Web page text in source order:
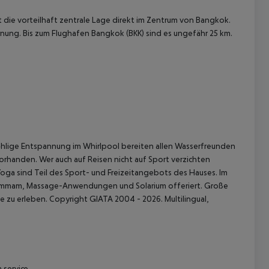
vorteilhaft zentrale Lage direkt im Zentrum von Bangkok.
Bis zum Flughafen Bangkok (BKK) sind es ungefähr 25 km.
Entspannung im Whirlpool bereiten allen Wasserfreunden
Wer auch auf Reisen nicht auf Sport verzichten
sind Teil des Sport- und Freizeitangebots des Hauses. Im
Massage-Anwendungen und Solarium offeriert. Große
erleben. Copyright GIATA 2004 - 2026. Multilingual,